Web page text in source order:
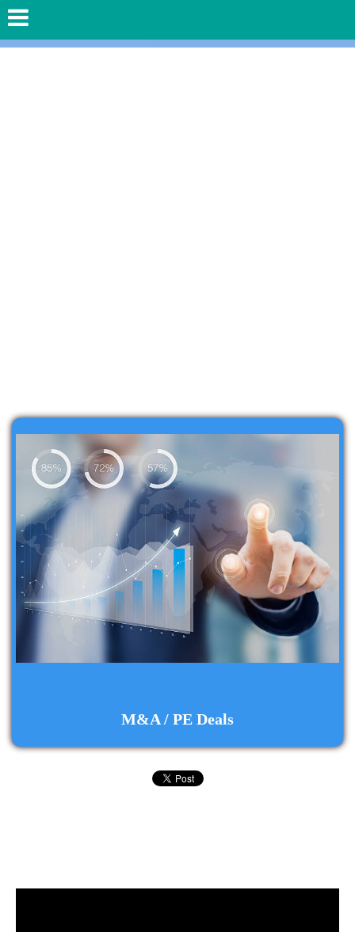
M&A / PE Deals